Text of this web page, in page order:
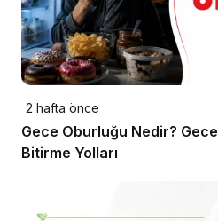
2 hafta önce
Gece Oburluğu Nedir?
Bitirme Yolları